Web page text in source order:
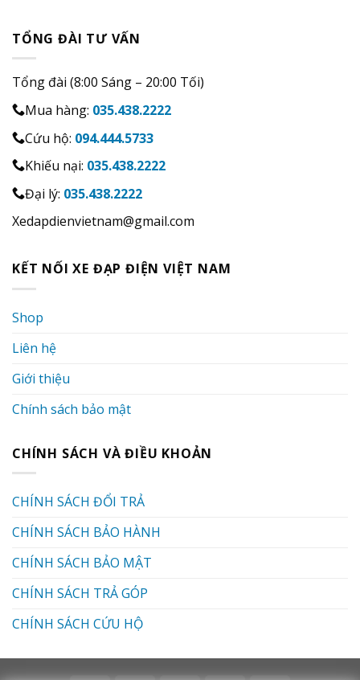
TỔNG ĐÀI TƯ VẤN
Tổng đài (8:00 Sáng – 20:00 Tối)
Mua hàng: 035.438.2222
Cứu hộ: 094.444.5733
Khiếu nại: 035.438.2222
Đại lý: 035.438.2222
Xedapdienvietnam@gmail.com
KẾT NỐI XE ĐẠP ĐIỆN VIỆT NAM
Shop
Liên hệ
Giới thiệu
Chính sách bảo mật
CHÍNH SÁCH VÀ ĐIỀU KHOẢN
CHÍNH SÁCH ĐỔI TRẢ
CHÍNH SÁCH BẢO HÀNH
CHÍNH SÁCH BẢO MẬT
CHÍNH SÁCH TRẢ GÓP
CHÍNH SÁCH CỨU HỘ